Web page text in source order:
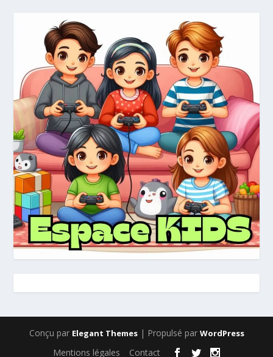
Conçu par Elegant Themes| Propulsé par WordPress
Mentions légales Contact